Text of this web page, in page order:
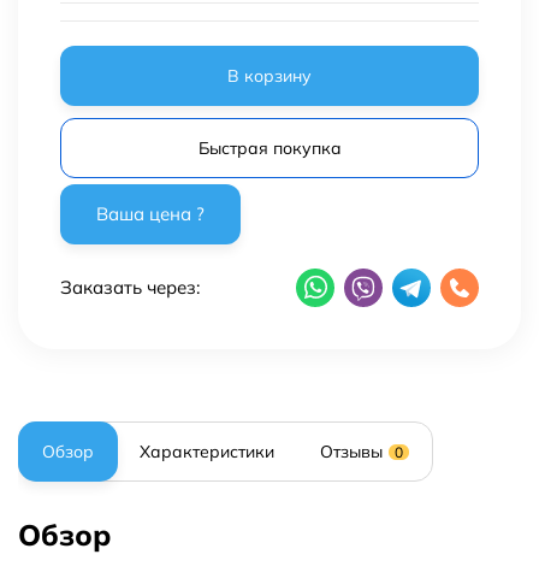
В корзину
Быстрая покупка
Заказать через:
Обзор Характеристики Отзывы 0
Обзор